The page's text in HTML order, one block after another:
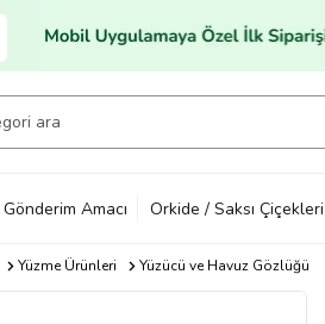
Gönderim Amacı Orkide / Saksı Çiçekleri
Yüzme Ürünleri Yüzücü ve Havuz Gözlüğü